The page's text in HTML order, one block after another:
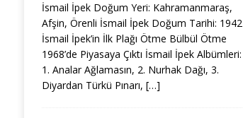
İsmail İpek Doğum Yeri: Kahramanmaraş,
Afşin, Örenli İsmail İpek Doğum Tarihi: 1942
İsmail İpek’in İlk Plağı Ötme Bülbül Ötme
1968’de Piyasaya Çıktı İsmail İpek Albümleri:
1. Analar Ağlamasın, 2. Nurhak Dağı, 3.
Diyardan Türkü Pınarı, […]